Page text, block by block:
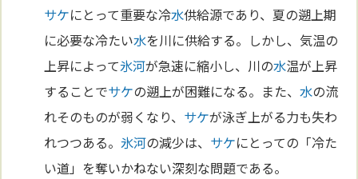
サケにとって重要な冷水供給源であり、夏の遡上期
に必要な冷たい水を川に供給する。しかし、気温の
上昇によって氷河が急速に縮小し、川の水温が上昇
することでサケの遡上が困難になる。また、水の流
れそのものが弱くなり、 サケが泳ぎ上がる力も失わ
れつつある。氷河の減少は、 サケにとっての「冷た
い道」を奪いかねない深刻な問題である。